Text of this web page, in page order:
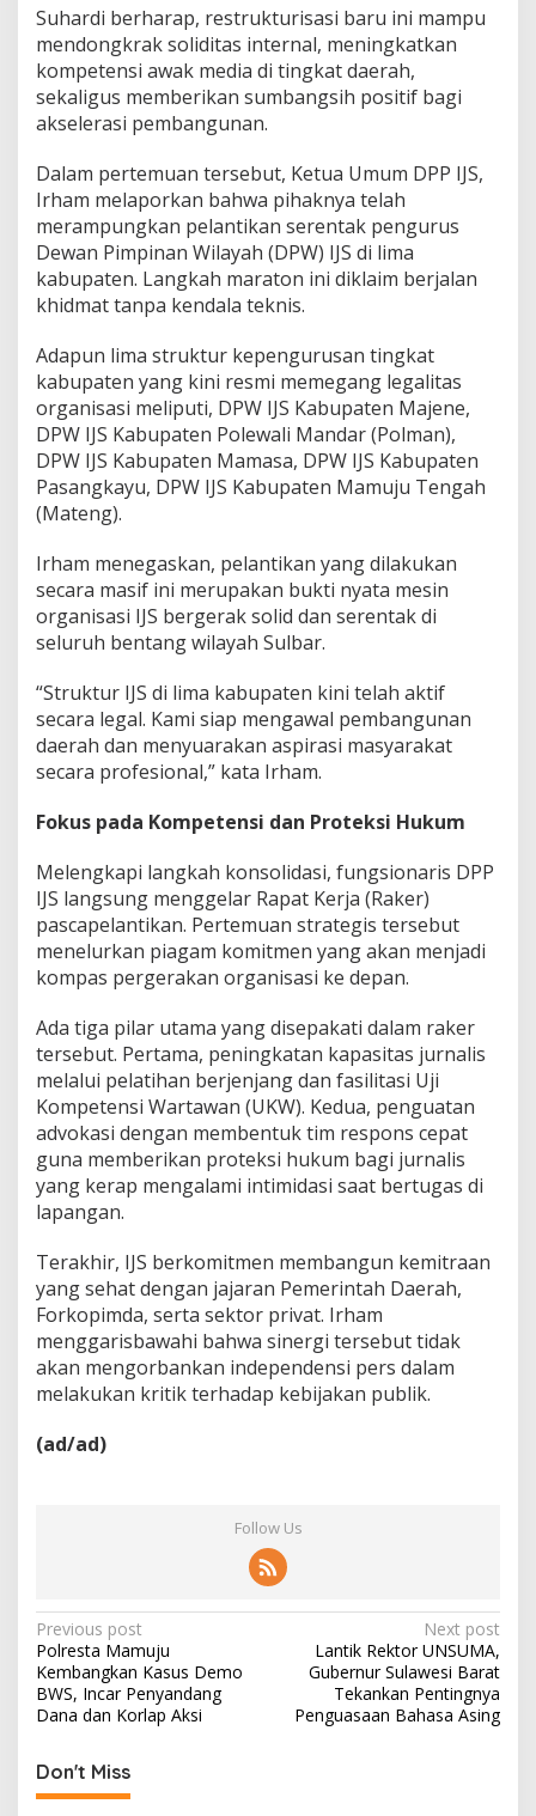
K
a
b
u
p
a
e
n
S
u
l
b
a
r
Suhardi berharap, restrukturisasi baru ini mampu
mendongkrak soliditas internal, meningkatkan
kompetensi awak media di tingkat daerah,
sekaligus memberikan sumbangsih positif bagi
akselerasi pembangunan.
Dalam pertemuan tersebut, Ketua Umum DPP IJS,
Irham melaporkan bahwa pihaknya telah
merampungkan pelantikan serentak pengurus
Dewan Pimpinan Wilayah (DPW) IJS di lima
kabupaten. Langkah maraton ini diklaim berjalan
khidmat tanpa kendala teknis.
Adapun lima struktur kepengurusan tingkat
kabupaten yang kini resmi memegang legalitas
organisasi meliputi, DPW IJS Kabupaten Majene,
DPW IJS Kabupaten Polewali Mandar (Polman),
DPW IJS Kabupaten Mamasa, DPW IJS Kabupaten
Pasangkayu, DPW IJS Kabupaten Mamuju Tengah
(Mateng).
Irham menegaskan, pelantikan yang dilakukan
secara masif ini merupakan bukti nyata mesin
organisasi IJS bergerak solid dan serentak di
seluruh bentang wilayah Sulbar.
“Struktur IJS di lima kabupaten kini telah aktif
secara legal. Kami siap mengawal pembangunan
daerah dan menyuarakan aspirasi masyarakat
secara profesional,” kata Irham.
Fokus pada Kompetensi dan Proteksi Hukum
Melengkapi langkah konsolidasi, fungsionaris DPP
IJS langsung menggelar Rapat Kerja (Raker)
pascapelantikan. Pertemuan strategis tersebut
menelurkan piagam komitmen yang akan menjadi
kompas pergerakan organisasi ke depan.
Ada tiga pilar utama yang disepakati dalam raker
tersebut. Pertama, peningkatan kapasitas jurnalis
melalui pelatihan berjenjang dan fasilitasi Uji
Kompetensi Wartawan (UKW). Kedua, penguatan
advokasi dengan membentuk tim respons cepat
guna memberikan proteksi hukum bagi jurnalis
yang kerap mengalami intimidasi saat bertugas di
lapangan.
Terakhir, IJS berkomitmen membangun kemitraan
yang sehat dengan jajaran Pemerintah Daerah,
Forkopimda, serta sektor privat. Irham
menggarisbawahi bahwa sinergi tersebut tidak
akan mengorbankan independensi pers dalam
melakukan kritik terhadap kebijakan publik.
(ad/ad)
Follow Us
P
o
s
n
a
Previous post
Polresta Mamuju
Kembangkan Kasus Demo
BWS, Incar Penyandang
Dana dan Korlap Aksi
Next post
Lantik Rektor UNSUMA,
Gubernur Sulawesi Barat
Tekankan Pentingnya
Penguasaan Bahasa Asing
Don't Miss